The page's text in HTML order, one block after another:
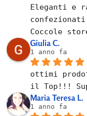
Eleganti e
confezionati
Coccole
Giulia C.
1 anno fa
ottimi
il Top!!!
Maria Teresa L.
1 anno fa